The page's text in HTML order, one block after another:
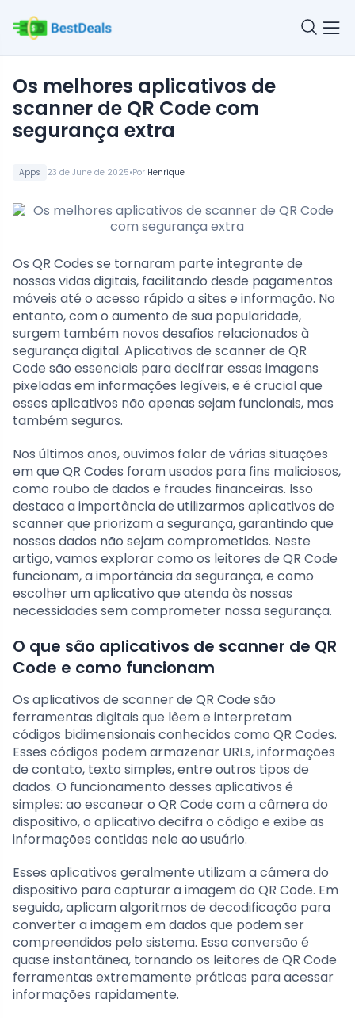
Apps 23 de June de 2025•Por Henrique
Os melhores aplicativos de
scanner de QR Code com
segurança extra
Os QR Codes se tornaram parte integrante de
nossas vidas digitais, facilitando desde pagamentos
móveis até o acesso rápido a sites e informação. No
entanto, com o aumento de sua popularidade,
surgem também novos desafios relacionados à
segurança digital. Aplicativos de scanner de QR
Code são essenciais para decifrar essas imagens
pixeladas em informações legíveis, e é crucial que
esses aplicativos não apenas sejam funcionais, mas
também seguros.
Nos últimos anos, ouvimos falar de várias situações
em que QR Codes foram usados para fins maliciosos,
como roubo de dados e fraudes financeiras. Isso
destaca a importância de utilizarmos aplicativos de
scanner que priorizam a segurança, garantindo que
nossos dados não sejam comprometidos. Neste
artigo, vamos explorar como os leitores de QR Code
funcionam, a importância da segurança, e como
escolher um aplicativo que atenda às nossas
necessidades sem comprometer nossa segurança.
O que são aplicativos de scanner de QR
Code e como funcionam
Os aplicativos de scanner de QR Code são
ferramentas digitais que lêem e interpretam
códigos bidimensionais conhecidos como QR Codes.
Esses códigos podem armazenar URLs, informações
de contato, texto simples, entre outros tipos de
dados. O funcionamento desses aplicativos é
simples: ao escanear o QR Code com a câmera do
dispositivo, o aplicativo decifra o código e exibe as
informações contidas nele ao usuário.
Esses aplicativos geralmente utilizam a câmera do
dispositivo para capturar a imagem do QR Code. Em
seguida, aplicam algoritmos de decodificação para
converter a imagem em dados que podem ser
compreendidos pelo sistema. Essa conversão é
quase instantânea, tornando os leitores de QR Code
ferramentas extremamente práticas para acessar
informações rapidamente.